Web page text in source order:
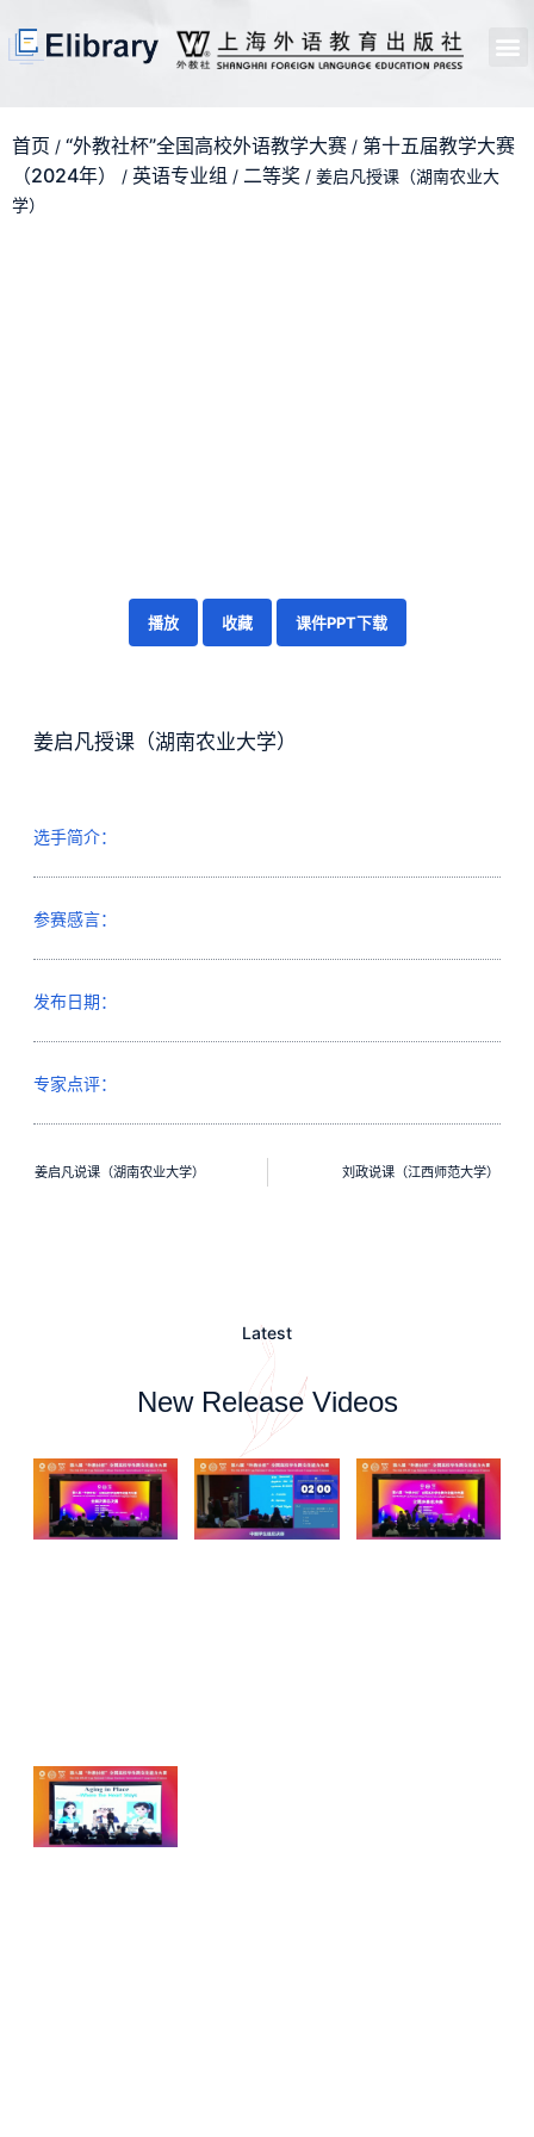
首页 / “外教社杯”全国高校外语教学大赛 / 第十五届教学大赛
（2024年）
/ 英语专业组 / 二等奖 / 姜启凡授课（湖南农业大
学）
播放 收藏 课件PPT下载
姜启凡授课（湖南农业大学）
选手简介：
参赛感言：
发布日期：
专家点评：
姜启凡说课（湖南农业大学） 刘政说课（江西师范大学）
Latest
New Release Videos